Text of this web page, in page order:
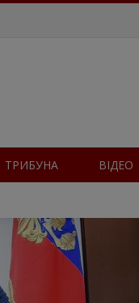
ТРИБУНА ВІДЕО